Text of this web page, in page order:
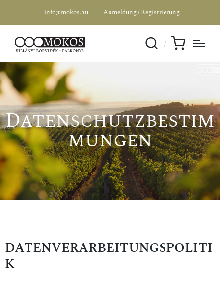
info@mokos.hu Anmeldung / Registrierung
Datenschutzbestim
mungen
DATENVERARBEITUNGSPOLITI
K